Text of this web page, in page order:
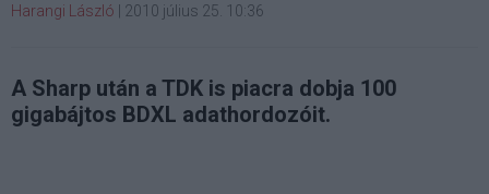
Harangi László 2010 július 25. 10:36
A Sharp után a TDK is piacra dobja 100
gigabájtos BDXL adathordozóit.